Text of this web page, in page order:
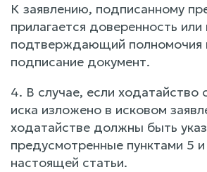
К заявлению, подписанному
прилагается доверенность или
подтверждающий полномочия
подписание документ.
4. В случае, если ходатайство
иска изложено в исковом
ходатайстве должны быть
предусмотренные пунктами 5
настоящей статьи.